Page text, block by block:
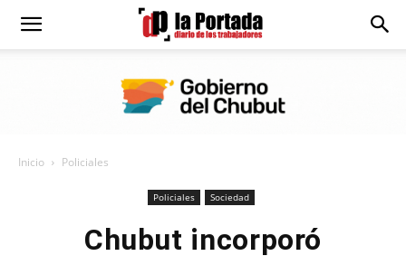
Diario
Inicio Policiales
Policiales Sociedad
Chubut incorporó